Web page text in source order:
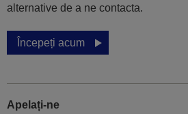
alternative de a ne contacta.
Începeți acum
Apelați-ne